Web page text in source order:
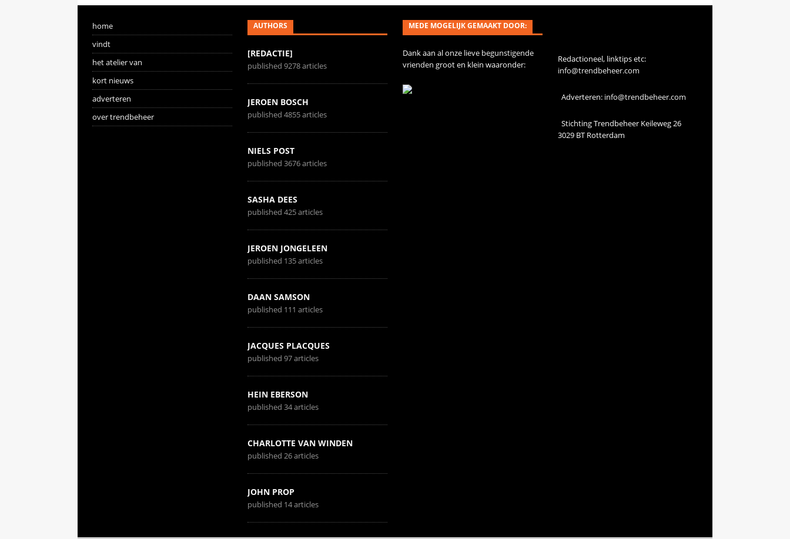
home
vindt
het atelier van
kort nieuws
adverteren
over trendbeheer
AUTHORS
[REDACTIE]
published 9278 articles
JEROEN BOSCH
published 4855 articles
NIELS POST
published 3676 articles
SASHA DEES
published 425 articles
JEROEN JONGELEEN
published 135 articles
DAAN SAMSON
published 111 articles
JACQUES PLACQUES
published 97 articles
HEIN EBERSON
published 34 articles
CHARLOTTE VAN WINDEN
published 26 articles
JOHN PROP
published 14 articles
MEDE MOGELIJK GEMAAKT DOOR:
Dank aan al onze lieve begunstigende
vrienden groot en klein waaronder:
Redactioneel, linktips etc:
info@trendbeheer.com
Adverteren: info@trendbeheer.com
Stichting Trendbeheer Keileweg 26
3029 BT Rotterdam